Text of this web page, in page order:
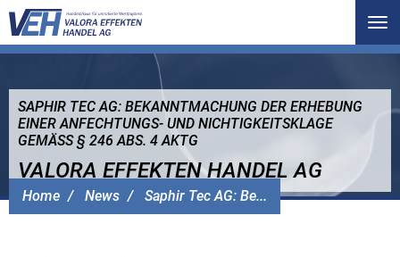
Home News Saphir Tec AG: Be...
SAPHIR TEC AG: BEKANNTMACHUNG DER ERHEBUNG
EINER ANFECHTUNGS- UND NICHTIGKEITSKLAGE
GEMÄSS § 246 ABS. 4 AKTG
VALORA EFFEKTEN HANDEL AG